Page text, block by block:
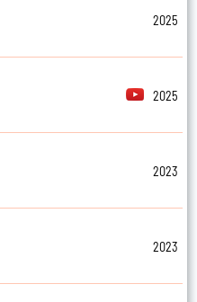
2025
2025
2023
2023